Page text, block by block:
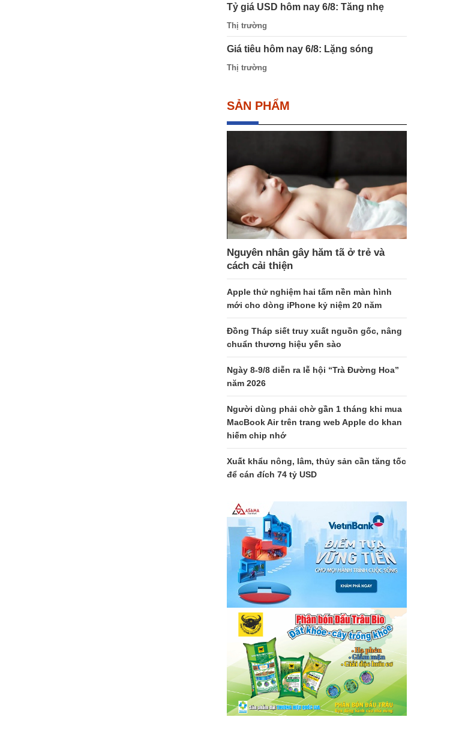
Tỷ giá USD hôm nay 6/8: Tăng nhẹ
Thị trường
Giá tiêu hôm nay 6/8: Lặng sóng
Thị trường
SẢN PHẨM
Nguyên nhân gây hăm tã ở trẻ và
cách cải thiện
Apple thử nghiệm hai tấm nền màn hình
mới cho dòng iPhone kỷ niệm 20 năm
Đồng Tháp siết truy xuất nguồn gốc, nâng
chuẩn thương hiệu yến sào
Ngày 8-9/8 diễn ra lễ hội “Trà Đường Hoa”
năm 2026
Người dùng phải chờ gần 1 tháng khi mua
MacBook Air trên trang web Apple do khan
hiếm chip nhớ
Xuất khẩu nông, lâm, thủy sản cần tăng tốc
để cán đích 74 tỷ USD